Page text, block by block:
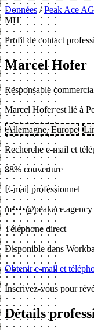
Données / Peak Ace AG
MH
Profil de contact
Marcel Hofer
Responsable
Marcel Hofer est lié à
Allemagne, Europe
Recherche e-mail et
88% couverture
E-mail professionnel
m••••@peakace.agency
Téléphone direct
Disponible dans
Obtenir e-mail et
Inscrivez-vous pour
Détails